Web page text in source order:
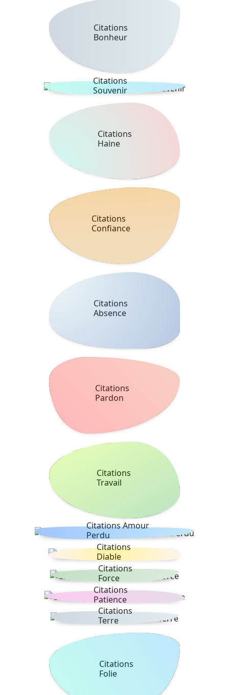
Citations
Bonheur
Citations
Souvenir
Citations
Haine
Citations
Confiance
Citations
Absence
Citations
Pardon
Citations
Travail
Citations Amour
Perdu
Citations
Diable
Citations
Force
Citations
Patience
Citations
Terre
Citations
Folie